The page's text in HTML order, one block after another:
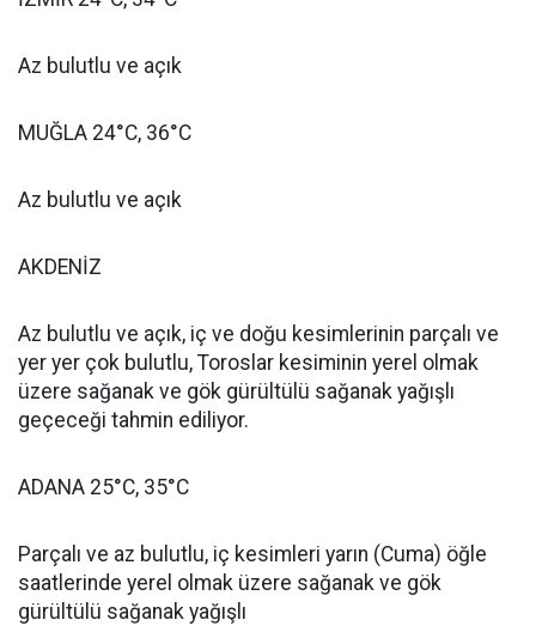
Az bulutlu ve açık
MUĞLA 24°C, 36°C
Az bulutlu ve açık
AKDENİZ
Az bulutlu ve açık, iç ve doğu kesimlerinin parçalı ve
yer yer çok bulutlu, Toroslar kesiminin yerel olmak
üzere sağanak ve gök gürültülü sağanak yağışlı
geçeceği tahmin ediliyor.
ADANA 25°C, 35°C
Parçalı ve az bulutlu, iç kesimleri yarın (Cuma) öğle
saatlerinde yerel olmak üzere sağanak ve gök
gürültülü sağanak yağışlı